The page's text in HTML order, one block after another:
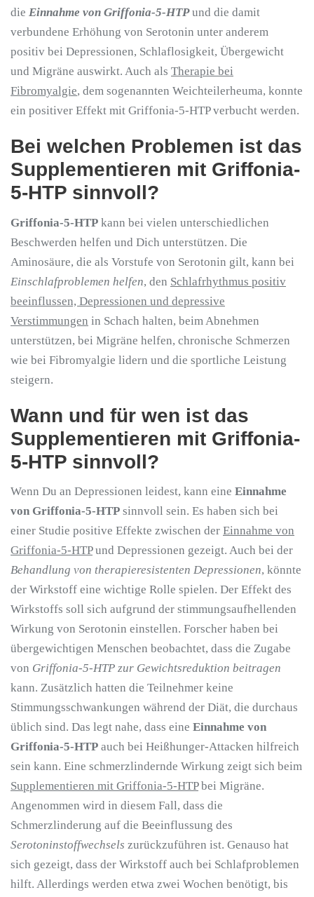
die Einnahme von Griffonia-5-HTPund die damit
verbundene Erhöhung von Serotonin unter anderem
positiv bei Depressionen, Schlaflosigkeit, Übergewicht
und Migräne auswirkt. Auch als Therapie bei
Fibromyalgie, dem sogenannten Weichteilerheuma, konnte
ein positiver Effekt mit Griffonia-5-HTP verbucht werden.
Bei welchen Problemen ist das
Supplementieren mit Griffonia-
5-HTP sinnvoll?
Griffonia-5-HTP kann bei vielen unterschiedlichen
Beschwerden helfen und Dich unterstützen. Die
Aminosäure, die als Vorstufe von Serotonin gilt, kann bei
Einschlafproblemen helfen, den Schlafrhythmus positiv
beeinflussen, Depressionen und depressive
Verstimmungen in Schach halten, beim Abnehmen
unterstützen, bei Migräne helfen, chronische Schmerzen
wie bei Fibromyalgie lidern und die sportliche Leistung
steigern.
Wann und für wen ist das
Supplementieren mit Griffonia-
5-HTP sinnvoll?
Wenn Du an Depressionen leidest, kann eine Einnahme
von Griffonia-5-HTP sinnvoll sein. Es haben sich bei
einer Studie positive Effekte zwischen der Einnahme von
Griffonia-5-HTPund Depressionen gezeigt. Auch bei der
Behandlung von therapieresistenten Depressionen, könnte
der Wirkstoff eine wichtige Rolle spielen. Der Effekt des
Wirkstoffs soll sich aufgrund der stimmungsaufhellenden
Wirkung von Serotonin einstellen. Forscher haben bei
übergewichtigen Menschen beobachtet, dass die Zugabe
von Griffonia-5-HTP zur Gewichtsreduktion beitragen
kann. Zusätzlich hatten die Teilnehmer keine
Stimmungsschwankungen während der Diät, die durchaus
üblich sind. Das legt nahe, dass eine Einnahme von
Griffonia-5-HTP auch bei Heißhunger-Attacken hilfreich
sein kann. Eine schmerzlindernde Wirkung zeigt sich beim
Supplementieren mit Griffonia-5-HTPbei Migräne.
Angenommen wird in diesem Fall, dass die
Schmerzlinderung auf die Beeinflussung des
Serotoninstoffwechsels zurückzuführen ist. Genauso hat
sich gezeigt, dass der Wirkstoff auch bei Schlafproblemen
hilft. Allerdings werden etwa zwei Wochen benötigt, bis